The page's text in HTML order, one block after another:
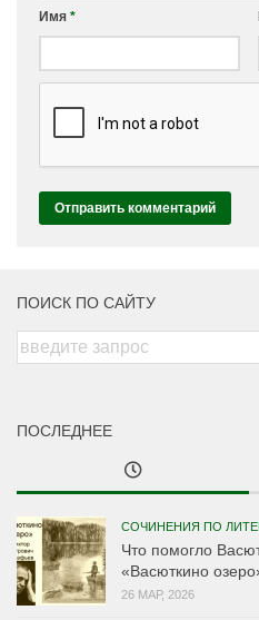
Имя *
ПОИСК ПО САЙТУ
ПОСЛЕДНЕЕ
СОЧИНЕНИЯ ПО
Что помогло
«Васюткино
26 МАР, 2026